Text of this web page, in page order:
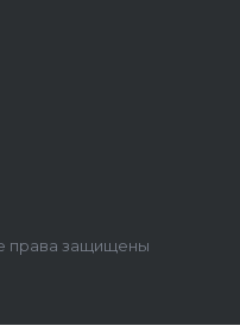
права защищены